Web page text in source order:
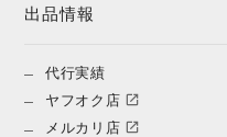
出品情報
代行実績
ヤフオク店
メルカリ店